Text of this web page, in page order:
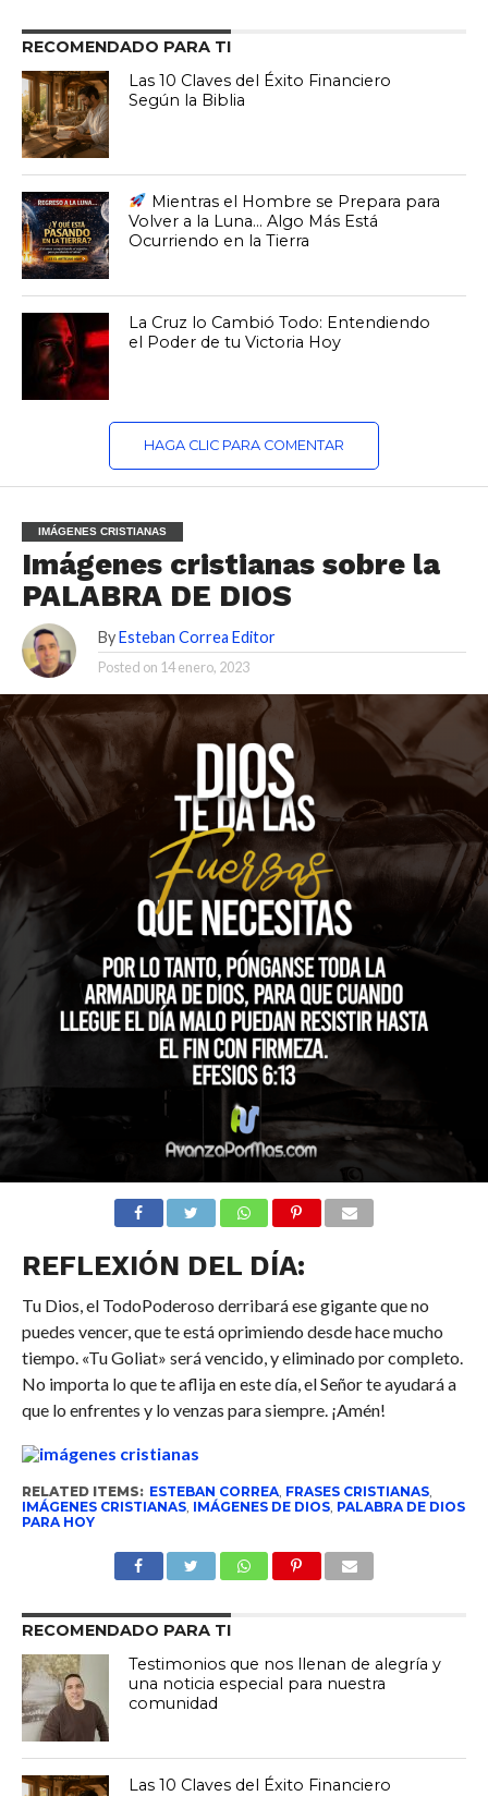
RECOMENDADO PARA TI
Las 10 Claves del Éxito Financiero
Según la Biblia
Mientras el Hombre se Prepara para
Volver a la Luna… Algo Más Está
Ocurriendo en la Tierra
La Cruz lo Cambió Todo: Entendiendo
el Poder de tu Victoria Hoy
HAGA CLIC PARA COMENTAR
IMÁGENES CRISTIANAS
Imágenes cristianas sobre la
PALABRA DE DIOS
By Esteban Correa Editor
Posted on 14 enero, 2023
REFLEXIÓN DEL DÍA:
Tu Dios, el TodoPoderoso derribará ese gigante que no
puedes vencer, que te está oprimiendo desde hace mucho
tiempo. «Tu Goliat» será vencido, y eliminado por completo.
No importa lo que te aflija en este día, el Señor te ayudará a
que lo enfrentes y lo venzas para siempre. ¡Amén!
RELATED ITEMS: ESTEBAN CORREA, FRASES CRISTIANAS,
IMÁGENES CRISTIANAS, IMÁGENES DE DIOS, PALABRA DE DIOS
PARA HOY
RECOMENDADO PARA TI
Testimonios que nos llenan de alegría y
una noticia especial para nuestra
comunidad
Las 10 Claves del Éxito Financiero